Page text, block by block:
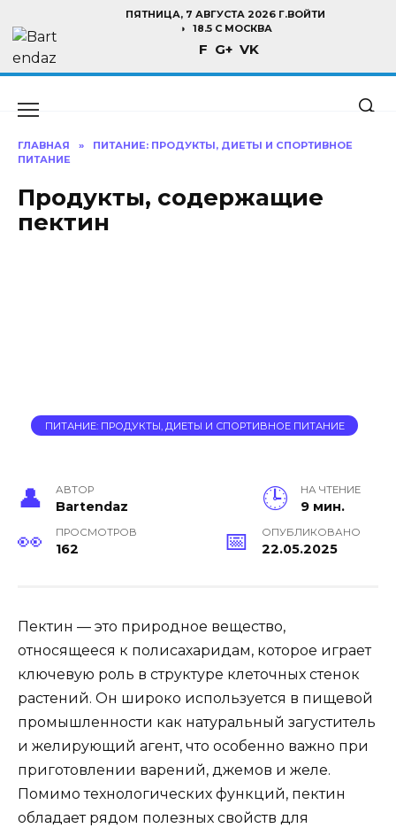
содержанию
ПЯТНИЦА, 7 АВГУСТА 2026 Г.ВОЙТИ
18.5 C МОСКВА
F G+ VK
ГЛАВНАЯ »
ПИТАНИЕ: ПРОДУКТЫ, ДИЕТЫ И СПОРТИВНОЕ
ПИТАНИЕ
Продукты, содержащие
пектин
ПИТАНИЕ: ПРОДУКТЫ, ДИЕТЫ И СПОРТИВНОЕ ПИТАНИЕ
АВТОР
Bartendaz
НА ЧТЕНИЕ
9 мин.
ПРОСМОТРОВ
162
ОПУБЛИКОВАНО
22.05.2025
Пектин — это природное вещество,
относящееся к полисахаридам, которое играет
ключевую роль в структуре клеточных стенок
растений. Он широко используется в пищевой
промышленности как натуральный загуститель
и желирующий агент, что особенно важно при
приготовлении варений, джемов и желе.
Помимо технологических функций, пектин
обладает рядом полезных свойств для